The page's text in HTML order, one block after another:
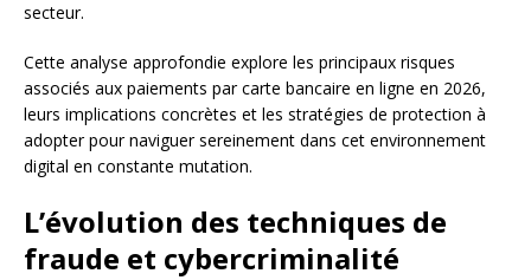
secteur.
Cette analyse approfondie explore les principaux risques
associés aux paiements par carte bancaire en ligne en 2026,
leurs implications concrètes et les stratégies de protection à
adopter pour naviguer sereinement dans cet environnement
digital en constante mutation.
L’évolution des techniques de
fraude et cybercriminalité